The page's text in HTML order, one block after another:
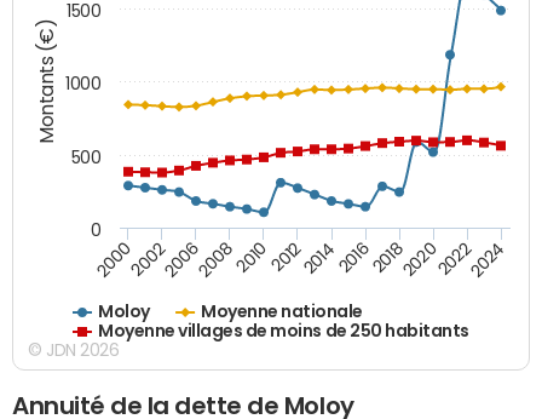
Montants (€)
Moloy
Moyenne nationale
Moyenne villages de moins de 250 habitants
200020022006200820102012201420162018202020222024
0
500
1000
1500
© JDN 2026
Annuité de la dette de Moloy